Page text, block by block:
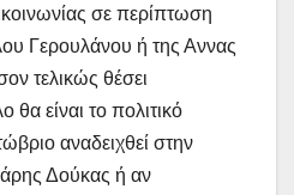
σε περίπτωση
Γερουλάνου ή της Αννας
τελικώς θέσει
θα είναι το πολιτικό
αναδειχθεί στην
Δούκας ή αν